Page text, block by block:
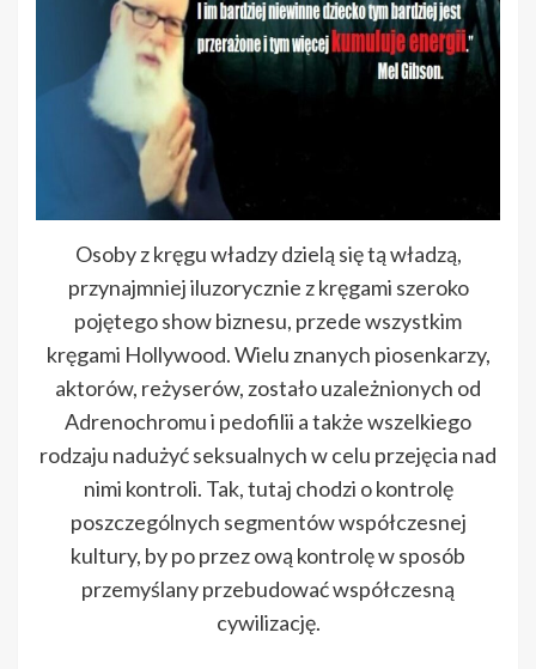
Osoby z kręgu władzy dzielą się tą władzą,
przynajmniej iluzorycznie z kręgami szeroko
pojętego show biznesu, przede wszystkim
kręgami Hollywood. Wielu znanych piosenkarzy,
aktorów, reżyserów, zostało uzależnionych od
Adrenochromu i pedofilii a także wszelkiego
rodzaju nadużyć seksualnych w celu przejęcia nad
nimi kontroli. Tak, tutaj chodzi o kontrolę
poszczególnych segmentów współczesnej
kultury, by po przez ową kontrolę w sposób
przemyślany przebudować współczesną
cywilizację.